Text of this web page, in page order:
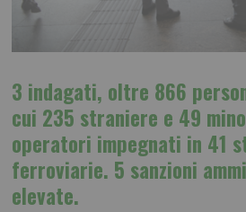
3 indagati, oltre 866
cui 235 straniere e 49
operatori impegnati in 41
ferroviarie. 5 sanzioni
elevate.